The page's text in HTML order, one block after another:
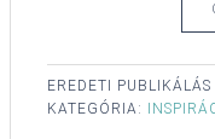
EREDETI
KATEGÓRIA: